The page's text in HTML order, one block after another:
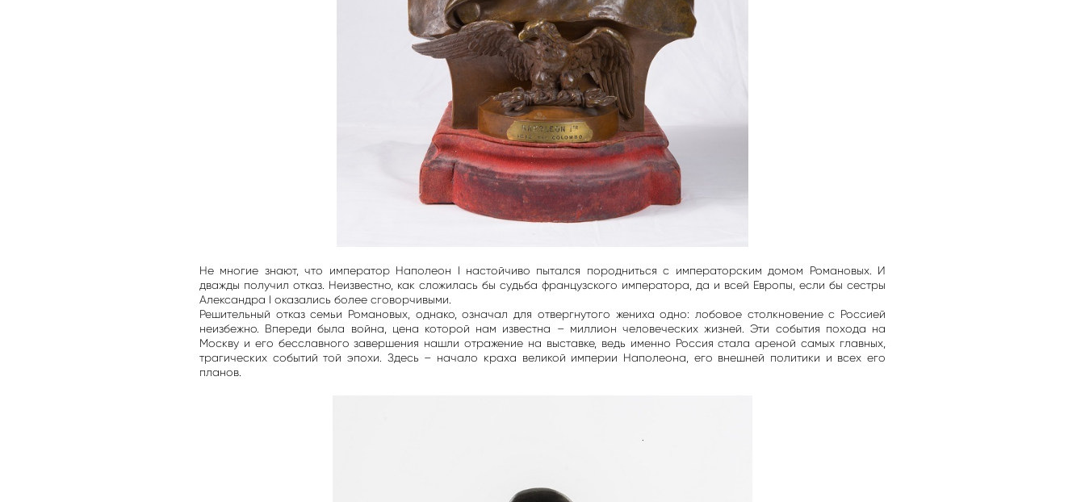
Не многие знают, что император Наполеон I настойчиво пытался породниться с императорским домом Романовых. И
дважды получил отказ. Неизвестно, как сложилась бы судьба французского императора, да и всей Европы, если бы сестры
Александра I оказались более сговорчивыми.
Решительный отказ семьи Романовых, однако, означал для отвергнутого жениха одно: лобовое столкновение с Россией
неизбежно. Впереди была война, цена которой нам известна – миллион человеческих жизней. Эти события похода на
Москву и его бесславного завершения нашли отражение на выставке, ведь именно Россия стала ареной самых главных,
трагических событий той эпохи. Здесь – начало краха великой империи Наполеона, его внешней политики и всех его
планов.